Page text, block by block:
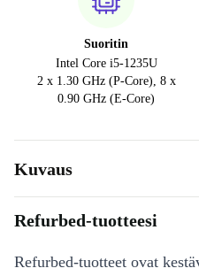
Suoritin
Intel Core i5-1235U
2 x 1.30 GHz (P-Core), 8 x
0.90 GHz (E-Core)
Kuvaus
Refurbed-tuotteesi
Refurbed-tuotteet ovat